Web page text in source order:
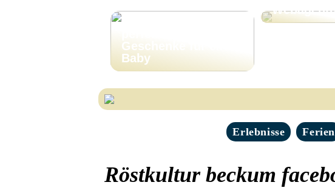
Geschenke für ein
Baby
Erlebnisse Ferien
Röstkultur beckum